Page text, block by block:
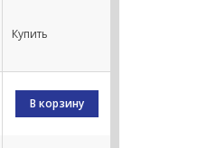
Купить
В корзину